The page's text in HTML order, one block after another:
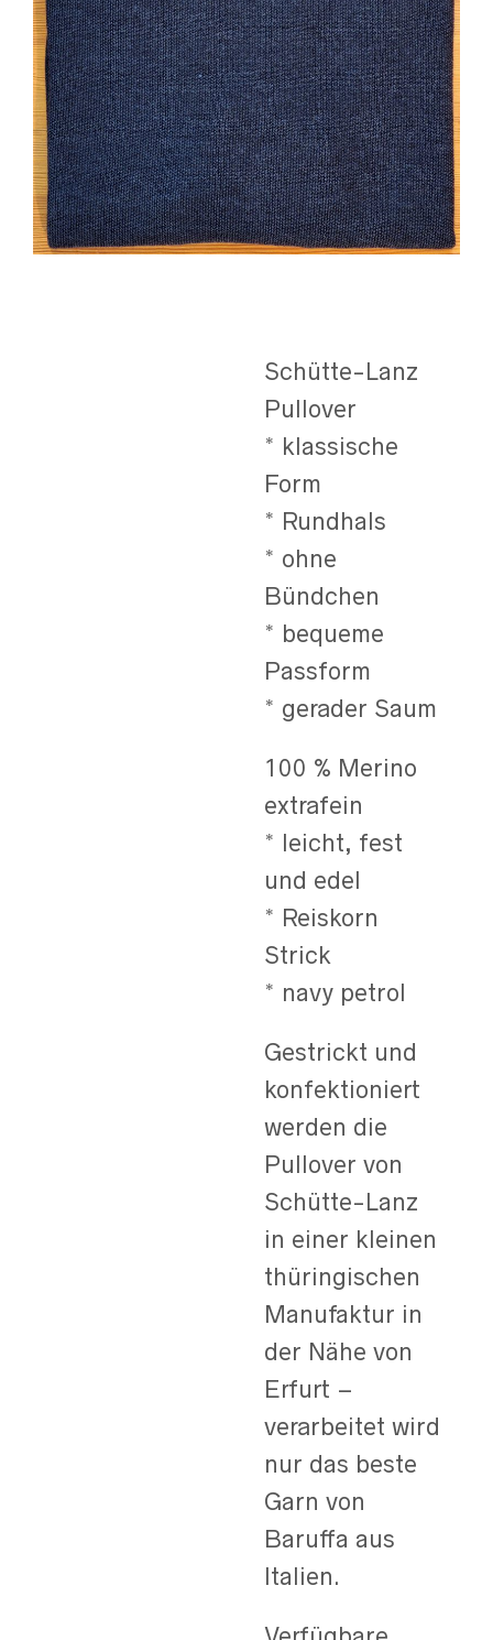
Schütte-Lanz
Pullover
* klassische
Form
* Rundhals
* ohne
Bündchen
* bequeme
Passform
* gerader Saum
100 % Merino
extrafein
* leicht, fest
und edel
* Reiskorn
Strick
* navy petrol
Gestrickt und
konfektioniert
werden die
Pullover von
Schütte-Lanz
in einer kleinen
thüringischen
Manufaktur in
der Nähe von
Erfurt –
verarbeitet wird
nur das beste
Garn von
Baruffa aus
Italien.